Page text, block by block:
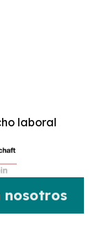
laboral
nosotros